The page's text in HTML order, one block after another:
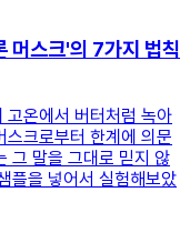
머스크'의 7가지 법칙
고온에서 버터처럼 녹아
스크로부터 한계에 의문
그 말을 그대로 믿지 않
플을 넣어서 실험해보았